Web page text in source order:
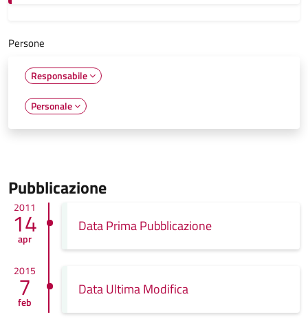
Persone
Responsabile
Personale
Pubblicazione
2011
14
apr
Data Prima Pubblicazione
2015
7
feb
Data Ultima Modifica